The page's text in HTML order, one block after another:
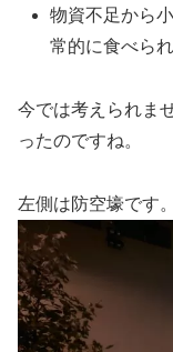
物資不足から
常的に食べら
今では考えられま
ったのですね。
左側は防空壕です。